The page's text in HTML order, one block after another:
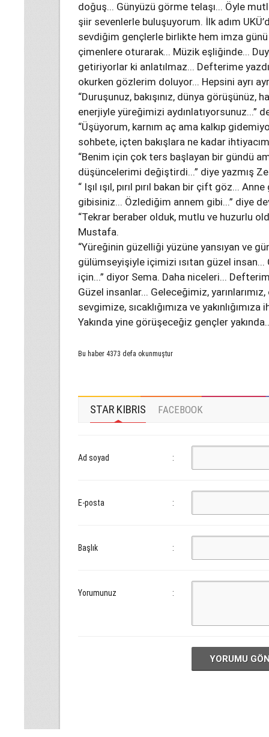
doğuş... Günyüzü görme telaşı... Öyle
şiir sevenlerle buluşuyorum. İlk adım
sevdiğim gençlerle birlikte hem imza günü
çimenlere oturarak... Müzik eşliğinde...
getiriyorlar ki anlatılmaz... Defterime
okurken gözlerim doluyor... Hepsini ayrı
“Duruşunuz, bakışınız, dünya görüşünüz,
enerjiyle yüreğimizi aydınlatıyorsunuz...”
“Üşüyorum, karnım aç ama kalkıp
sohbete, içten bakışlara ne kadar
“Benim için çok ters başlayan bir gündü
düşüncelerimi değiştirdi...” diye yazmış
“ Işıl ışıl, pırıl pırıl bakan bir çift göz...
gibisiniz... Özlediğim annem gibi...” diye
“Tekrar beraber olduk, mutlu ve huzurlu
Mustafa.
“Yüreğinin güzelliği yüzüne yansıyan ve
gülümseyişiyle içimizi ısıtan güzel
için...” diyor Sema. Daha niceleri...
Güzel insanlar... Geleceğimiz,
sevgimize, sıcaklığımıza ve yakınlığımıza
Yakında yine görüşeceğiz gençler
Bu haber 4373 defa okunmuştur
STAR KIBRIS FACEBOOK
Ad soyad :
E-posta :
Başlık :
Yorumunuz :
YORUMU